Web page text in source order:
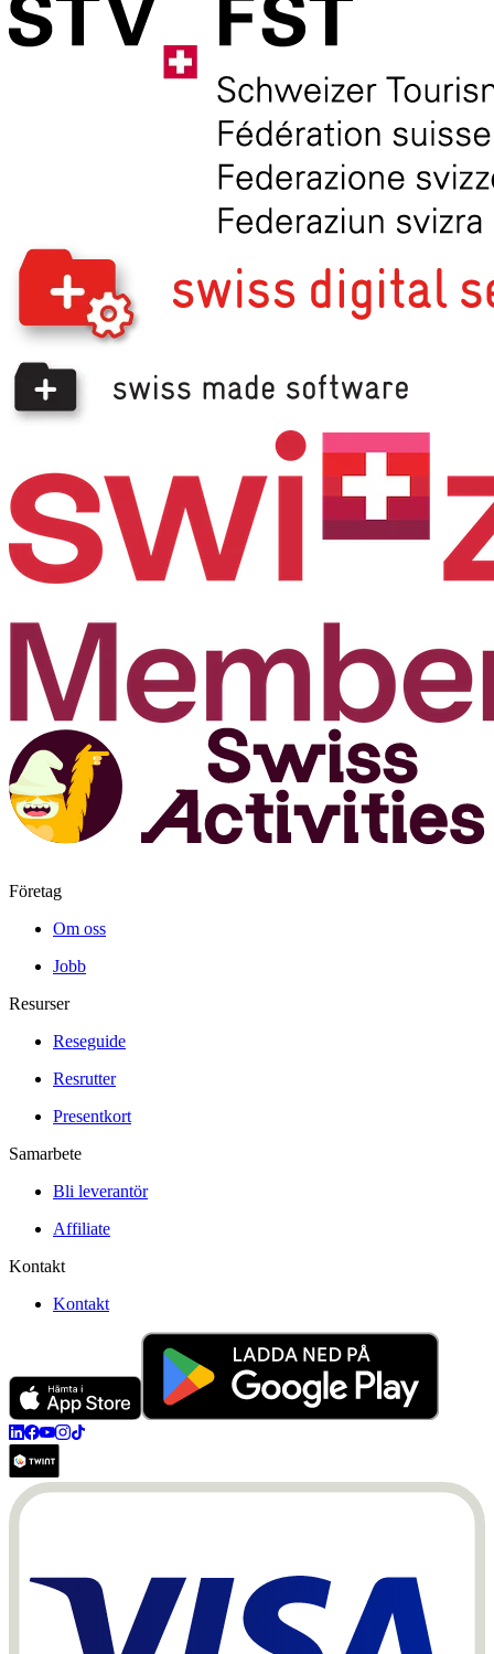
Företag
Om oss
Jobb
Resurser
Reseguide
Resrutter
Presentkort
Samarbete
Bli leverantör
Affiliate
Kontakt
Kontakt